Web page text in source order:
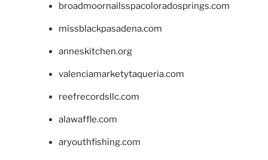
broadmoornailsspacoloradosprings.com
missblackpasadena.com
anneskitchen.org
valenciamarketytaqueria.com
reefrecordsllc.com
alawaffle.com
aryouthfishing.com